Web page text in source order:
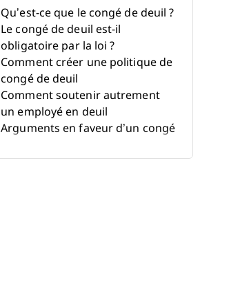
Qu’est-ce que le congé de deuil ?
Le congé de deuil est-il
obligatoire par la loi ?
Comment créer une politique de
congé de deuil
Comment soutenir autrement
un employé en deuil
Arguments en faveur d’un congé